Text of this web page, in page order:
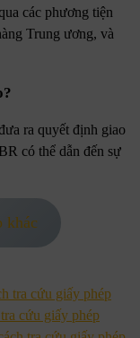
các phương tiện
Trung ương, và
ra quyết định giao
có thể dẫn đến sự
khác
tra cứu giấy phép
cứu giấy phép